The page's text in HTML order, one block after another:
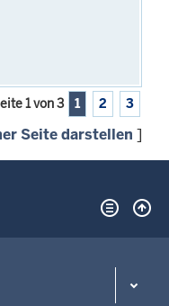
1 von 3 1 2 3
Seite darstellen ]